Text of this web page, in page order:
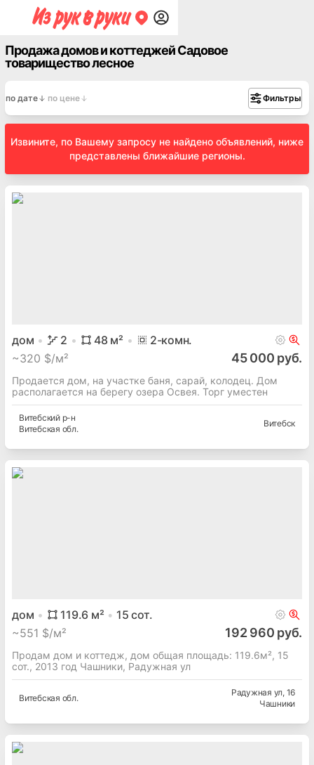
Продажа домов и коттеджей Садовое
товарищество лесное
по дате по цене Фильтры
Извините, по Вашему запросу не найдено объявлений, ниже
представлены ближайшие регионы.
дом 2 48 м² 2-комн.
~320 $/м² 45 000 руб.
Продается дом, на участке баня, сарай, колодец. Дом
располагается на берегу озера Освея. Торг уместен
Витебскийр-н
Витебская обл.
Витебск
дом 119.6 м² 15 сот.
~551 $/м² 192 960 руб.
Продам дом и коттедж, дом общая площадь: 119.6м², 15
сот., 2013 год Чашники, Радужная ул
Витебская обл.
Радужная ул, 16
Чашники